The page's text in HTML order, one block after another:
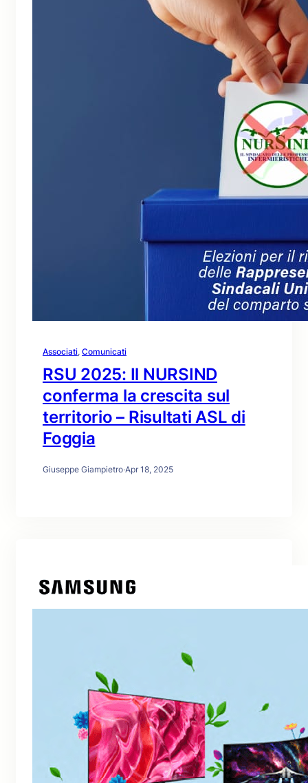
Associati, Comunicati
RSU 2025: Il NURSIND
conferma la crescita sul
territorio – Risultati ASL di
Foggia
Giuseppe Giampietro·Apr 18, 2025